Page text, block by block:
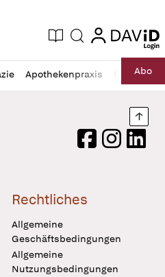
Zeitung
Aktuelle Ausgabe
Suche login
login
Apothekenpraxis RechtAbo
Logo
FacebookInstagram
Rechtliches
Allgemeine
Geschäftsbedingungen
Allgemeine
Nutzungsbedingungen